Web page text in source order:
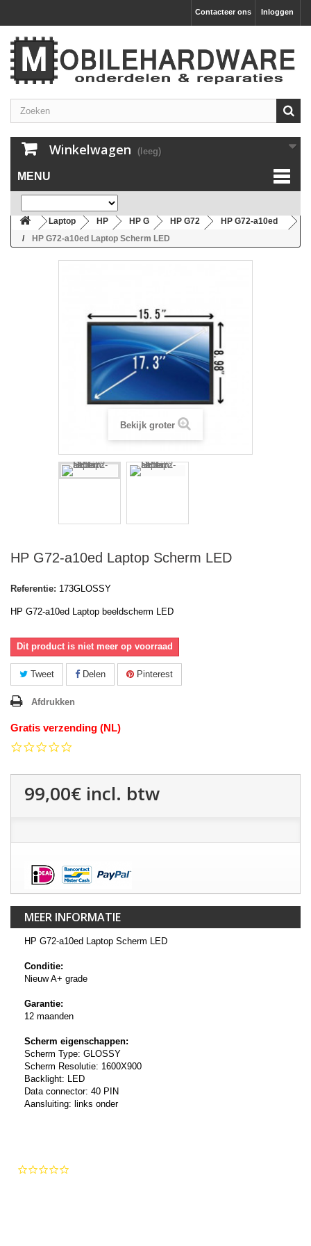
Inloggen
Contacteer ons
Winkelwagen (leeg)
MENU
Laptop HP HP G HP G72
HP G72-a10ed
HP G72-a10ed Laptop Scherm LED
Bekijk groter
HP G72-a10ed Laptop Scherm LED
Referentie: 173GLOSSY
HP G72-a10ed Laptop beeldscherm LED
Dit product is niet meer op voorraad
Tweet Delen Pinterest
Afdrukken
Gratis verzending (NL)
99,00€ incl. btw
MEER INFORMATIE
HP G72-a10ed Laptop Scherm LED
Conditie:
Nieuw A+ grade
Garantie:
12 maanden
Scherm eigenschappen:
Scherm Type: GLOSSY
Scherm Resolutie: 1600X900
Backlight: LED
Data connector: 40 PIN
Aansluiting: links onder